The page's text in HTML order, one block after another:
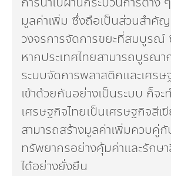
มูลค่าเพิ่ม ซึ่งถือเป็นส่วนสำคัญ
วงจรการจัดการขยะที่สมบูรณ์
หากประเทศไทยสามารถบูรณ
ระบบจัดการพลาสติกและเศร
เข้าด้วยกันอย่างเป็นระบบ ก็จ
เศรษฐกิจไทยเป็นเศรษฐกิจสี
สามารถสร้างมูลค่าเพิ่มควบคู่กั
ทรัพยากรอย่างคุ้มค่าและรักษ
ได้อย่างยั่งยืน